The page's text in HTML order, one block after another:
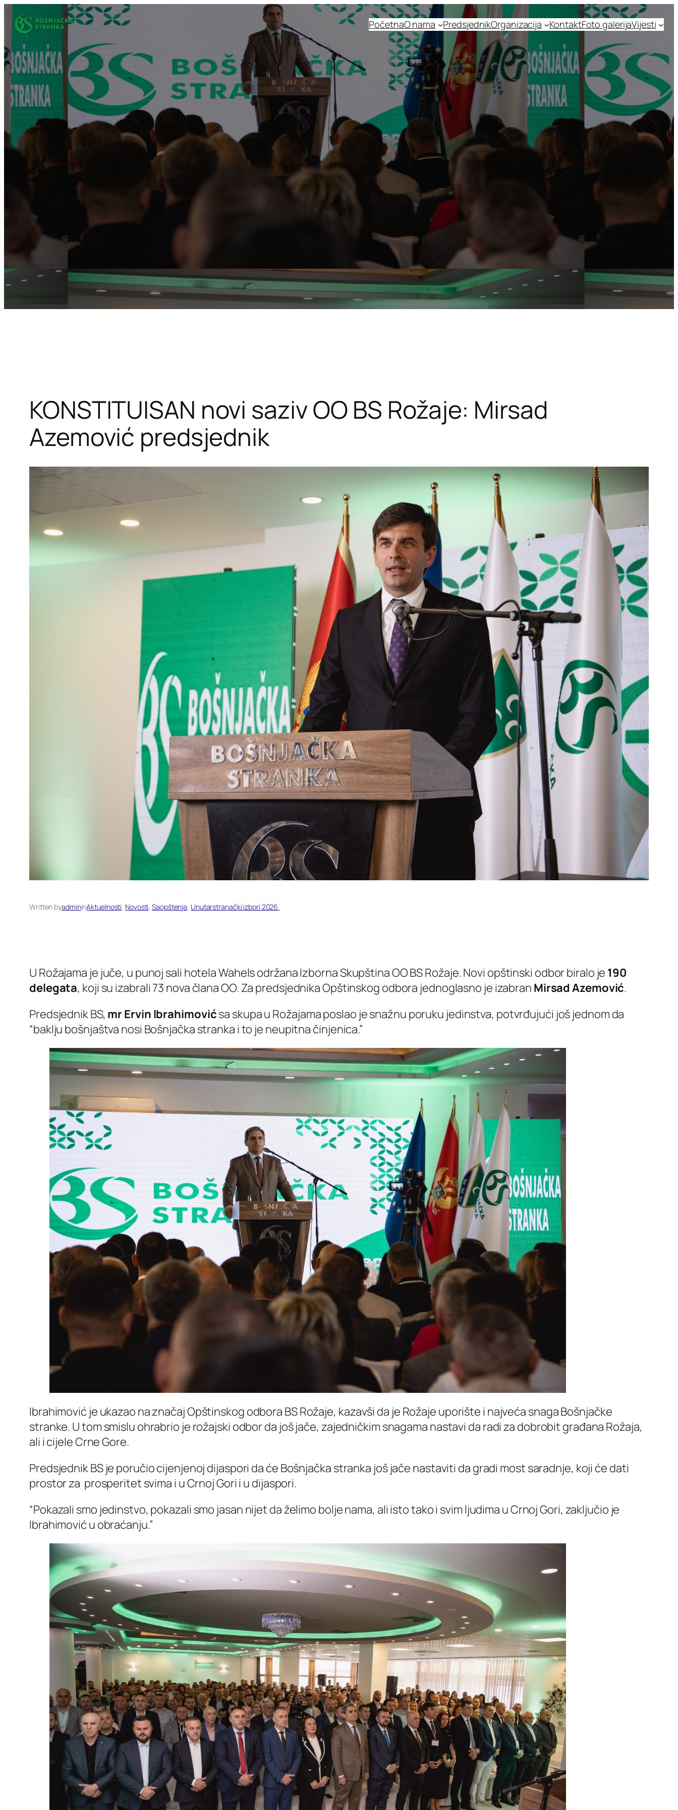
Idi
na
sadržaj
PočetnaO nama PredsjednikOrganizacija KontaktFoto galerijaVijesti
KONSTITUISAN novi saziv OO BS Rožaje: Mirsad
Azemović predsjednik
Written byadmininAktuelnosti, Novosti, Saopštenja, Unutarstranački izbori 2026.
U Rožajama je juče, u punoj sali hotela Wahels održana Izborna Skupština OO BS Rožaje. Novi opštinski odbor biralo je 190
delegata, koji su izabrali 73 nova člana OO. Za predsjednika Opštinskog odbora jednoglasno je izabran Mirsad Azemović.
Predsjednik BS, mr Ervin Ibrahimovićsa skupa u Rožajama poslao je snažnu poruku jedinstva, potvrđujući još jednom da
“baklju bošnjaštva nosi Bošnjačka stranka i to je neupitna činjenica.”
Ibrahimović je ukazao na značaj Opštinskog odbora BS Rožaje, kazavši da je Rožaje uporište i najveća snaga Bošnjačke
stranke. U tom smislu ohrabrio je rožajski odbor da još jače, zajedničkim snagama nastavi da radi za dobrobit građana Rožaja,
ali i cijele Crne Gore.
Predsjednik BS je poručio cijenjenoj dijaspori da će Bošnjačka stranka još jače nastaviti da gradi most saradnje, koji će dati
prostor za prosperitet svima i u Crnoj Gori i u dijaspori.
“Pokazali smo jedinstvo, pokazali smo jasan nijet da želimo bolje nama, ali isto tako i svim ljudima u Crnoj Gori, zaključio je
Ibrahimović u obraćanju.”